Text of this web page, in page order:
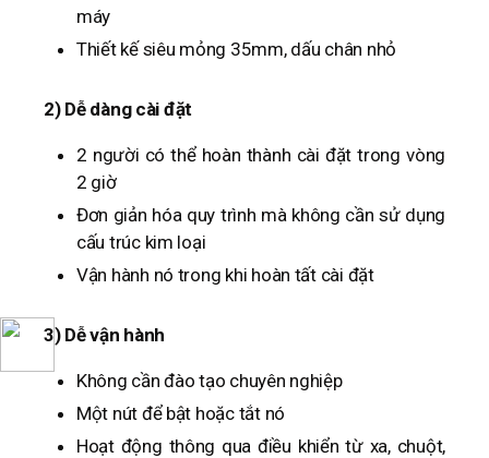
máy
Thiết kế siêu mỏng 35mm, dấu chân nhỏ
2) Dễ dàng cài đặt
2 người có thể hoàn thành cài đặt trong vòng
2 giờ
Đơn giản hóa quy trình mà không cần sử dụng
cấu trúc kim loại
Vận hành nó trong khi hoàn tất cài đặt
3) Dễ vận hành
Không cần đào tạo chuyên nghiệp
Một nút để bật hoặc tắt nó
Hoạt động thông qua điều khiển từ xa, chuột,